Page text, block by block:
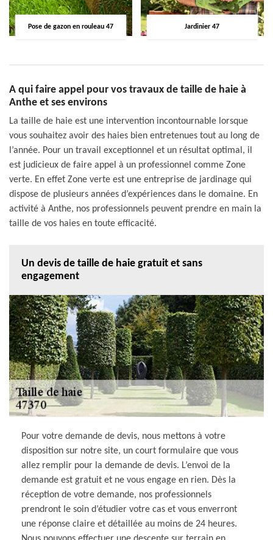
Pose de gazon en rouleau 47 Jardinier 47
A qui faire appel pour vos travaux de taille de haie à
Anthe et ses environs
La taille de haie est une intervention incontournable lorsque
vous souhaitez avoir des haies bien entretenues tout au long de
l’année. Pour un travail exceptionnel et un résultat optimal, il
est judicieux de faire appel à un professionnel comme Zone
verte. En effet Zone verte est une entreprise de jardinage qui
dispose de plusieurs années d’expériences dans le domaine. En
activité à Anthe, nos professionnels peuvent prendre en main la
taille de vos haies en toute efficacité.
Un devis de taille de haie gratuit et sans
engagement
Pour votre demande de devis, nous mettons à votre
disposition sur notre site, un court formulaire que vous
allez remplir pour la demande de devis. L’envoi de la
demande est gratuit et ne vous engage en rien. Dès la
réception de votre demande, nos professionnels
prendront le soin d’étudier votre cas et vous enverront
une réponse claire et détaillée au moins de 24 heures.